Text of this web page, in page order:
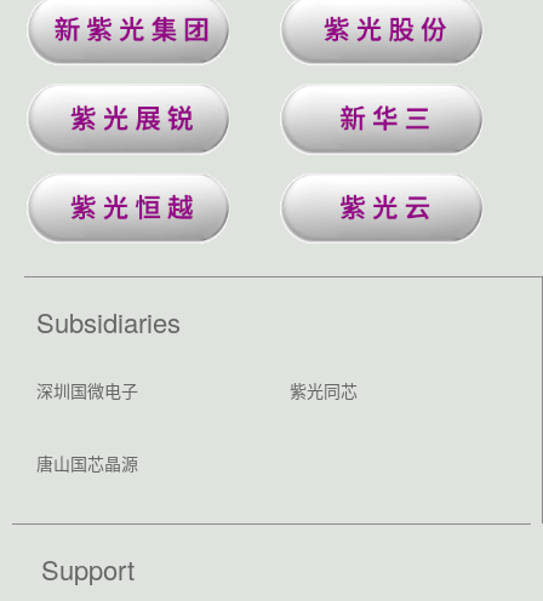
Subsidiaries
深圳国微电子 紫光同芯
唐山国芯晶源
Support